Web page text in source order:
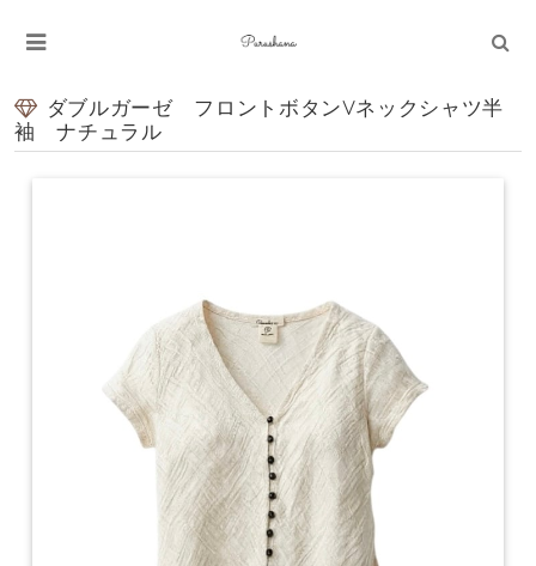
ダブルガーゼ フロントボタンVネックシャツ半
袖 ナチュラル